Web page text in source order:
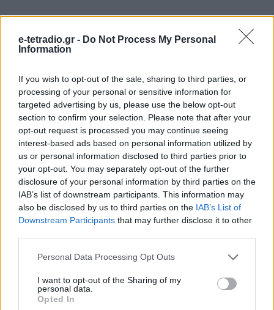
e-tetradio.gr - Do Not Process My Personal
Information
If you wish to opt-out of the sale, sharing to third parties, or
processing of your personal or sensitive information for
targeted advertising by us, please use the below opt-out
section to confirm your selection. Please note that after your
opt-out request is processed you may continue seeing
interest-based ads based on personal information utilized by
us or personal information disclosed to third parties prior to
your opt-out. You may separately opt-out of the further
disclosure of your personal information by third parties on the
IAB’s list of downstream participants. This information may
also be disclosed by us to third parties on the IAB’s List of
Downstream Participants that may further disclose it to other
Personal Data Processing Opt Outs
I want to opt-out of the Sharing of my
personal data.
Opted In
Ο απολογισμός του Kontra για τη
σεζόν 2025-2026